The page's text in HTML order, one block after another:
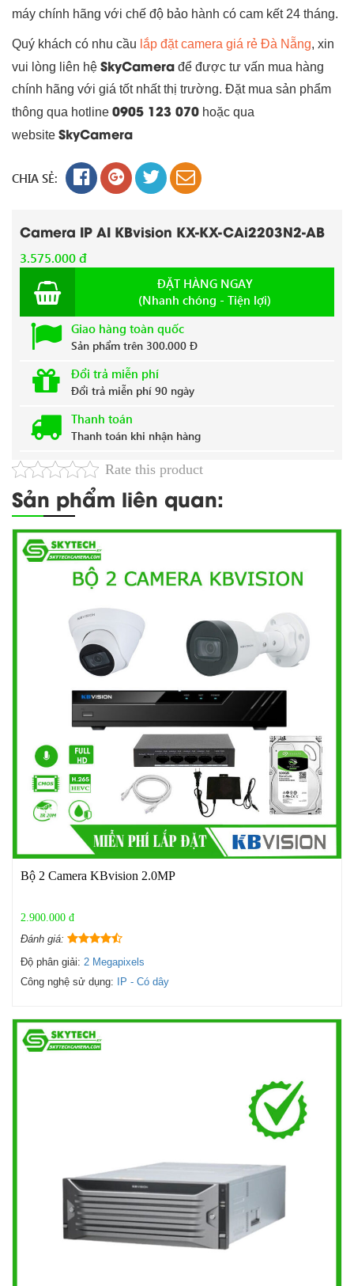
máy chính hãng với chế độ bảo hành có cam kết 24 tháng.
Quý khách có nhu cầu lắp đặt camera giá rẻ Đà Nẵng, xin
vui lòng liên hệ SkyCamera để được tư vấn mua hàng
chính hãng với giá tốt nhất thị trường. Đặt mua sản phẩm
thông qua hotline 0905 123 070 hoặc qua
website SkyCamera
CHIA SẺ:
Camera IP AI KBvision KX-KX-CAi2203N2-AB
3.575.000 đ
ĐẶT HÀNG NGAY
(Nhanh chóng - Tiện lợi)
Giao hàng toàn quốc
Sản phẩm trên 300.000 Đ
Đổi trả miễn phí
Đổi trả miễn phí 90 ngày
Thanh toán
Thanh toán khi nhận hàng
Rate this product
Sản phẩm liên quan:
Bộ 2 Camera KBvision 2.0MP
2.900.000 đ
Đánh giá:
Độ phân giải: 2 Megapixels
Công nghệ sử dụng: IP - Có dây